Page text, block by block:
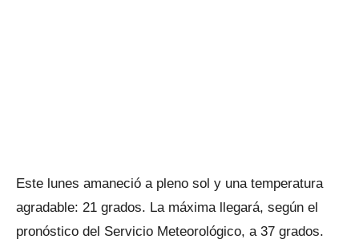
Este lunes amaneció a pleno sol y una temperatura
agradable: 21 grados. La máxima llegará, según el
pronóstico del Servicio Meteorológico, a 37 grados.